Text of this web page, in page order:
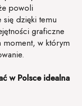
powoli
dzięki temu
graficzne
moment, w którym
w Polsce idealna